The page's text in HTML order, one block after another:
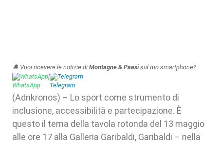
🔔 Vuoi ricevere le notizie di Montagne & Paesisul tuo smartphone?
WhatsApp| Telegram
(Adnkronos) – Lo sport come strumento di
inclusione, accessibilità e partecipazione. È
questo il tema della tavola rotonda del 13 maggio
alle ore 17 alla Galleria Garibaldi, Garibaldi – nella